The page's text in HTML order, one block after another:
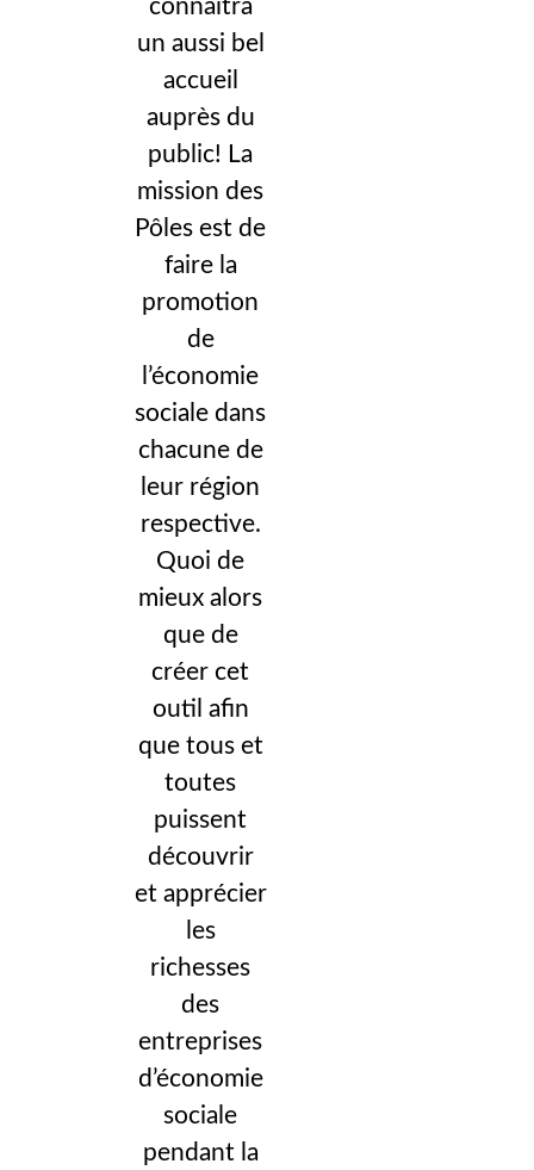
connaîtra
un aussi bel
accueil
auprès du
public! La
mission des
Pôles est de
faire la
promotion
de
l’économie
sociale dans
chacune de
leur région
respective.
Quoi de
mieux alors
que de
créer cet
outil afin
que tous et
toutes
puissent
découvrir
et apprécier
les
richesses
des
entreprises
d’économie
sociale
pendant la